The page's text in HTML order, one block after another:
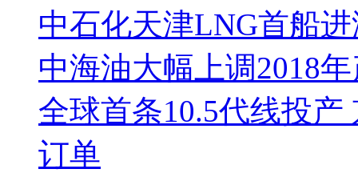
中石化天津LNG首船
中海油大幅上调2018
全球首条10.5代线投
订单